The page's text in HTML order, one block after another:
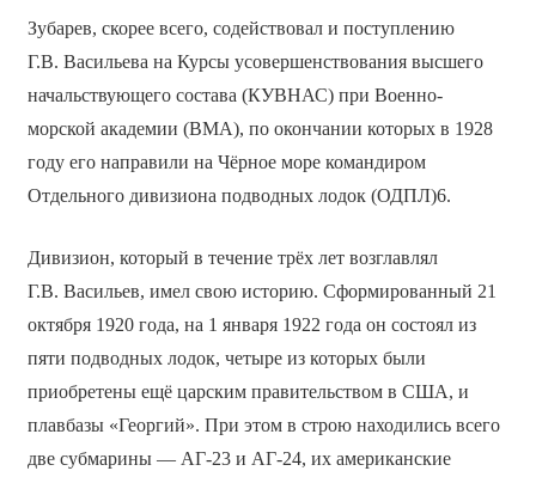
Зубарев, скорее всего, содействовал и поступлению
Г.В. Васильева на Курсы усовершенствования высшего
начальствующего состава (КУВНАС) при Военно-
морской академии (ВМА), по окончании которых в 1928
году его направили на Чёрное море командиром
Отдельного дивизиона подводных лодок (ОДПЛ)6.
Дивизион, который в течение трёх лет возглавлял
Г.В. Васильев, имел свою историю. Сформированный 21
октября 1920 года, на 1 января 1922 года он состоял из
пяти подводных лодок, четыре из которых были
приобретены ещё царским правительством в США, и
плавбазы «Георгий». При этом в строю находились всего
две субмарины — АГ-23 и АГ-24, их американские